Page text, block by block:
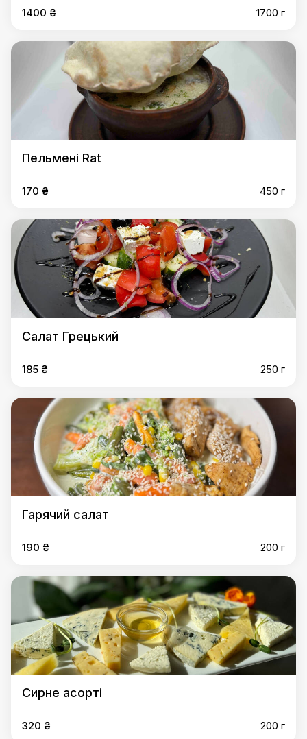
1400 ₴ 1700 г
Пельмені Rat
170 ₴ 450 г
Салат Грецький
185 ₴ 250 г
Гарячий салат
190 ₴ 200 г
Сирне асорті
320 ₴ 200 г